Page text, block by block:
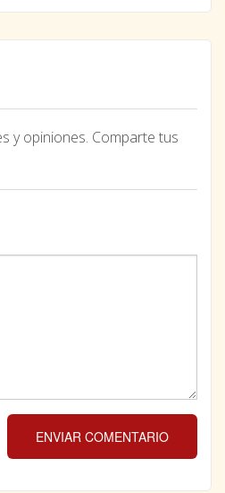
y opiniones. Comparte tus
ENVIAR COMENTARIO